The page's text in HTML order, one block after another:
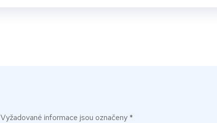
Vyžadované informace jsou označeny*